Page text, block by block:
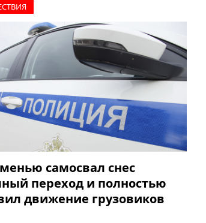
самосвал снес
переход и полностью
движение грузовиков